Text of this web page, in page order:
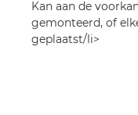
Kan aan de
gemonteerd, of
geplaatst/li>